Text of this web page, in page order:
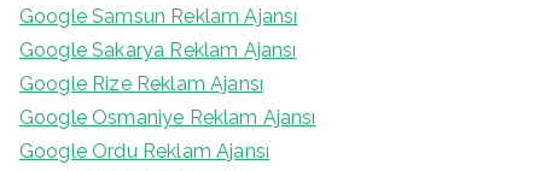
Google Samsun Reklam Ajansı
Google Sakarya Reklam Ajansı
Google Rize Reklam Ajansı
Google Osmaniye Reklam Ajansı
Google Ordu Reklam Ajansı